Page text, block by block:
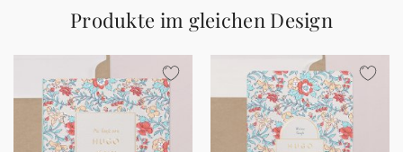
Produkte im gleichen Design